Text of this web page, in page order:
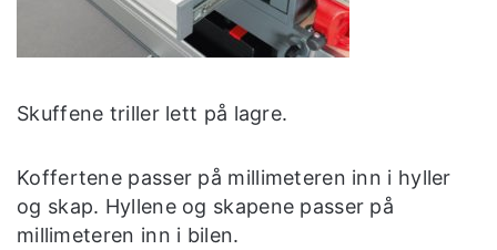
Skuffene triller lett på lagre.
Koffertene passer på millimeteren inn i hyller
og skap. Hyllene og skapene passer på
millimeteren inn i bilen.